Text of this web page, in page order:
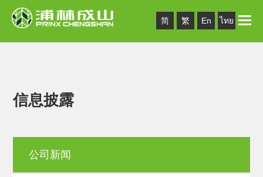
简 繁 En ไทย Toggle
信息披露
公司新闻